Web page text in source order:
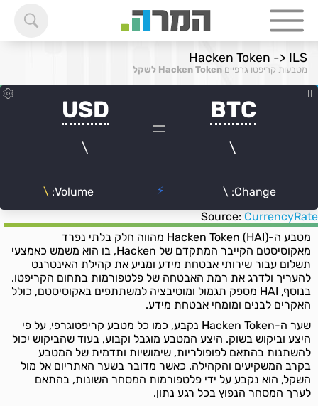
Hacken Token -> ILS
מטבעות קריפטו גרפיים Hacken Token לשקל
Source: CurrencyRate
מטבע ה-Hacken Token (HAI) מהווה חלק בלתי נפרד
מאקוסיסטם הקייבר המתקדם של Hacken, בו הוא משמש כאמצעי
תשלום עבור שירותי אבטחת מידע ומניע את קהילת האינטרנט
להעריך ולדרג את רמת האבטחה של פלטפורמות בתחום הקריפטו.
בנוסף, HAI מספק תגמול ומוטיבציה למשתתפים באקוסיסטם, כולל
האקרים לבנים ומומחי אבטחת מידע.
שער ה-Hacken Token נקבע, כמו כל מטבע קריפטוגרפי, על פי
היצע וביקוש בשוק. היצע המטבע מוגבל וקבוע, בעוד שהביקוש יכול
להשתנות בהתאם לפופולריות, שימושיות ותדמית של המטבע
בקרב המשקיעים והקהילה. כאשר מדובר בשער האתריום אל מול
השקל, הוא נקבע על ידי פלטפורמות המסחר השונות, בהתאם
לערך המסחר הנפוץ בכל רגע נתון.